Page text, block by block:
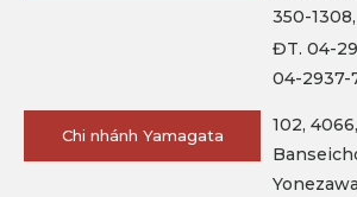
350-
ĐT. 04-
04-2937-
Chi nhánh Yamagata
102,